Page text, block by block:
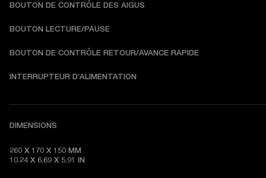
BOUTON DE CONTRÔLE DES AIGUS
BOUTON LECTURE/PAUSE
BOUTON DE CONTRÔLE RETOUR/AVANCE RAPIDE
INTERRUPTEUR D’ALIMENTATION
DIMENSIONS
260 X 170 X 150 MM
10.24 X 6.69 X 5.91 IN